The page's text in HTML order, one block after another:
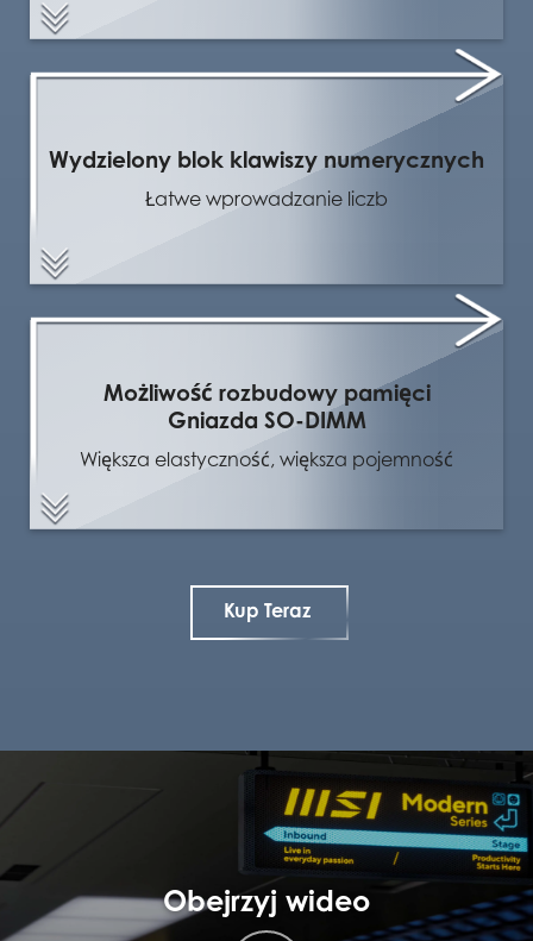
Wydzielony blok klawiszy numerycznych
Łatwe wprowadzanie liczb
Możliwość rozbudowy pamięci
Gniazda SO-DIMM
Większa elastyczność, większa pojemność
Kup Teraz
Obejrzyj wideo